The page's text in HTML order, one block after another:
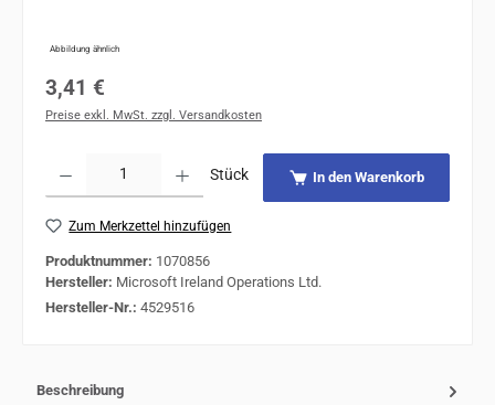
Abbildung ähnlich
Regulärer Preis:
3,41 €
Preise exkl. MwSt. zzgl. Versandkosten
Stück In den Warenkorb
Zum Merkzettel hinzufügen
Produktnummer: 1070856
Hersteller: Microsoft Ireland Operations Ltd.
Hersteller-Nr.: 4529516
Beschreibung